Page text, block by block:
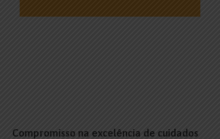
Compromisso na excelência de cuidados